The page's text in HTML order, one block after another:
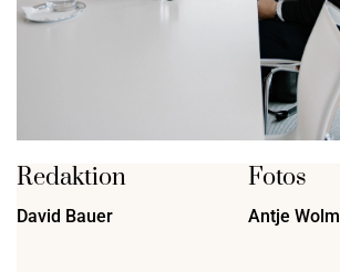
Redaktion
David Bauer
Fotos
Antje Wolm